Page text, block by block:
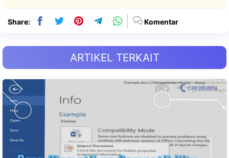
Share: Komentar
ARTIKEL TERKAIT